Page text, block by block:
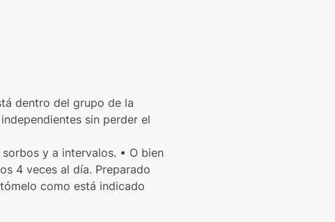
dentro del grupo de la
sin perder el
y a intervalos. • O bien
4 veces al día. Preparado
como está indicado